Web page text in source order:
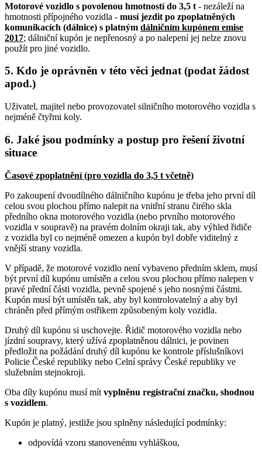
Motorové vozidlo s povolenou hmotností do 3,5 t - nezáleží na
hmotnosti přípojného vozidla - musí jezdit po zpoplatněných
komunikacích (dálnice) s platným dálničním kupónem emise
2017; dálniční kupón je nepřenosný a po nalepení jej nelze znovu
použít pro jiné vozidlo.
5. Kdo je oprávněn v této věci jednat (podat žádost
apod.)
Uživatel, majitel nebo provozovatel silničního motorového vozidla s
nejméně čtyřmi koly.
6. Jaké jsou podmínky a postup pro řešení životní
situace
Časové zpoplatnění (pro vozidla do 3,5 t včetně)
Po zakoupení dvoudílného dálničního kupónu je třeba jeho první díl
celou svou plochou přímo nalepit na vnitřní stranu čirého skla
předního okna motorového vozidla (nebo prvního motorového
vozidla v soupravě) na pravém dolním okraji tak, aby výhled řidiče
z vozidla byl co nejméně omezen a kupón byl dobře viditelný z
vnější strany vozidla.
V případě, že motorové vozidlo není vybaveno předním sklem, musí
být první díl kupónu umístěn a celou svou plochou přímo nalepen v
pravé přední části vozidla, pevně spojené s jeho nosnými částmi.
Kupón musí být umístěn tak, aby byl kontrolovatelný a aby byl
chráněn před přímým ostřikem způsobeným koly vozidla.
Druhý díl kupónu si uschovejte. Řidič motorového vozidla nebo
jízdní soupravy, který užívá zpoplatněnou dálnici, je povinen
předložit na požádání druhý díl kupónu ke kontrole příslušníkovi
Policie České republiky nebo Celní správy České republiky ve
služebním stejnokroji.
Oba díly kupónu musí mít vyplněnu registrační značku, shodnou
s vozidlem.
Kupón je platný, jestliže jsou splněny následující podmínky:
odpovídá vzoru stanovenému vyhláškou,